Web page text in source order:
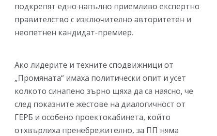
подкрепят едно напълно приемливо експертно
правителство с изключително авторитетен и
неопетнен кандидат-премиер.
Ако лидерите и техните сподвижници от
„Промяната“ имаха политически опит и усет
колкото синапено зърно щяха да са наясно, че
след показните жестове на диалогичност от
ГЕРБ и особено проектокабинета, който
отхвърлиха пренебрежително, за ПП няма